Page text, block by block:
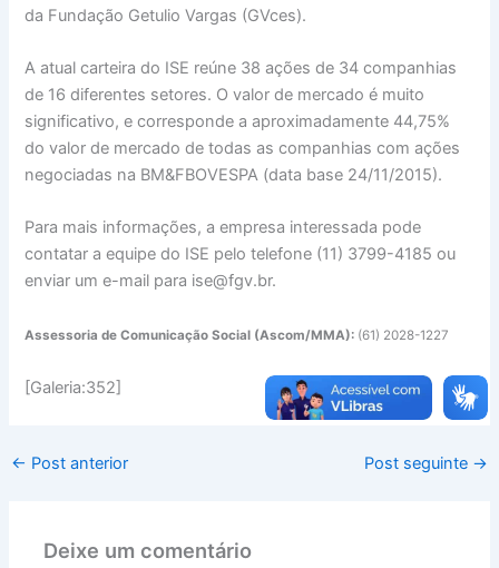
da Fundação Getulio Vargas (GVces).
A atual carteira do ISE reúne 38 ações de 34 companhias
de 16 diferentes setores. O valor de mercado é muito
significativo, e corresponde a aproximadamente 44,75%
do valor de mercado de todas as companhias com ações
negociadas na BM&FBOVESPA (data base 24/11/2015).
Para mais informações, a empresa interessada pode
contatar a equipe do ISE pelo telefone (11) 3799-4185 ou
enviar um e-mail para ise@fgv.br.
Assessoria de Comunicação Social (Ascom/MMA): (61) 2028-1227
[Galeria:352]
← Post anterior Post seguinte →
Deixe um comentário